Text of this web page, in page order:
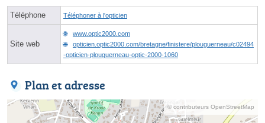
Téléphone Téléphoner à l'opticien
Site web
www.optic2000.com
opticien.optic2000.com/bretagne/finistere/plouguerneau/c02494
-opticien-plouguerneau-optic-2000-1060
Plan et adresse
© contributeurs OpenStreetMap